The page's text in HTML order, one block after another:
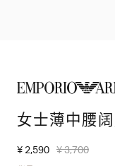
女士薄中腰
¥ 2,590 ¥ 3,700